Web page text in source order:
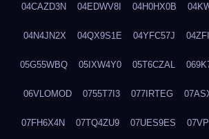
04CAZD3N 04EDWV8I 04H0HX0B
04N4JN2X 04QX9S1E 04YFC57J
05G55WBQ 05IXW4Y0 05T6CZAL
06VLOMOD 0755T7I3 077IRTEG
07FH6X4N 07TQ4ZU9 07UES9ES